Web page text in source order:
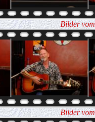
Bilder
Bilder